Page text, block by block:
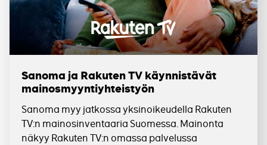
Sanoma ja Rakuten TV käynnistävät
mainosmyyntiyhteistyön
Sanoma myy jatkossa yksinoikeudella Rakuten
TV:n mainosinventaaria Suomessa. Mainonta
näkyy Rakuten TV:n omassa palvelussa